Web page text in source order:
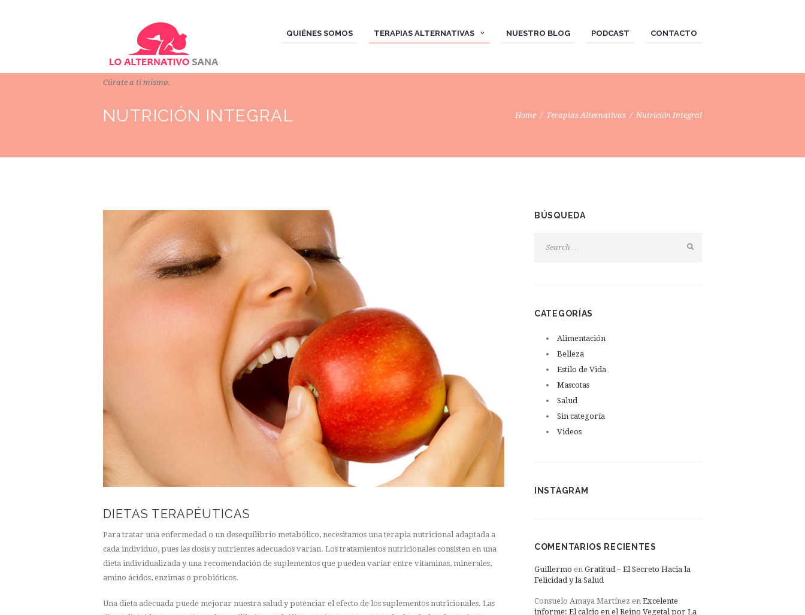
Cúrate a ti mismo.
QUIÉNES SOMOS TERAPIAS ALTERNATIVAS NUESTRO BLOG PODCAST CONTACTO
NUTRICIÓN INTEGRAL Home Terapias Alternativas Nutrición Integral
DIETAS TERAPÉUTICAS
Para tratar una enfermedad o un desequilibrio metabólico, necesitamos una terapia nutricional adaptada a
cada individuo, pues las dosis y nutrientes adecuados varían. Los tratamientos nutricionales consisten en una
dieta individualizada y una recomendación de suplementos que pueden variar entre vitaminas, minerales,
amino ácidos, enzimas o probióticos.
Una dieta adecuada puede mejorar nuestra salud y potenciar el efecto de los suplementos nutricionales. Las
BÚSQUEDA
CATEGORÍAS
Alimentación
Belleza
Estilo de Vida
Mascotas
Salud
Sin categoría
Videos
INSTAGRAM
COMENTARIOS RECIENTES
Guillermo en Gratitud – El Secreto Hacia la
Felicidad y la Salud
Consuelo Amaya Martínez en Excelente
informe: El calcio en el Reino Vegetal por La